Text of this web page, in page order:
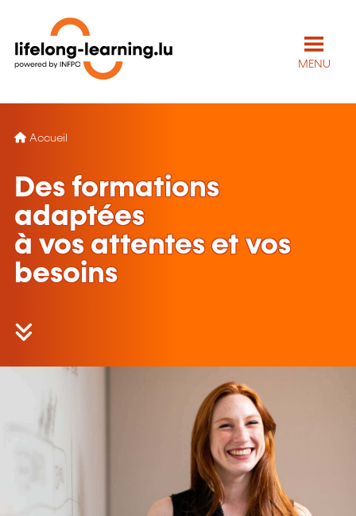
MENU
Accueil
Des formations
adaptées
à vos attentes et vos
besoins